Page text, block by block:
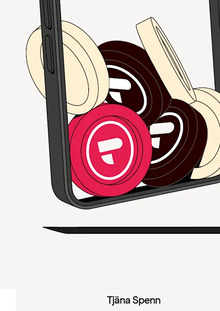
Tjäna Spenn